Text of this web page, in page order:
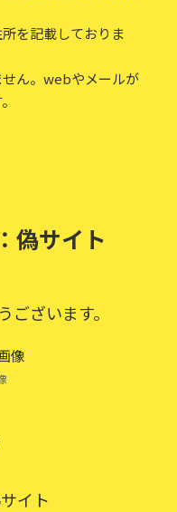
を記載しておりま
ん。webやメールが
偽サイト
ざいます。
イト